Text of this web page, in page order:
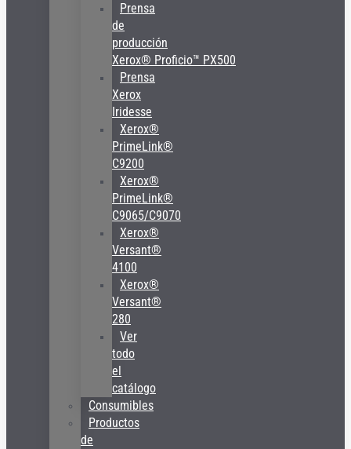
Prensa
de
producción
Xerox® Proficio™ PX500
Prensa
Xerox
Iridesse
Xerox®
PrimeLink®
C9200
Xerox®
PrimeLink®
C9065/C9070
Xerox®
Versant®
4100
Xerox®
Versant®
280
Ver
todo
el
catálogo
Consumibles
Productos
de